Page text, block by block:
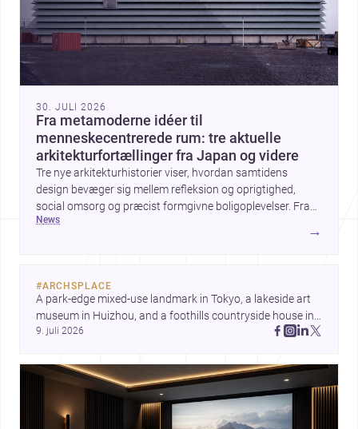
30. JULI 2026
Fra metamoderne idéer til
menneskecentrerede rum: tre aktuelle
arkitekturfortællinger fra Japan og videre
Tre nye arkitekturhistorier viser, hvordan samtidens
design bevæger sig mellem refleksion og oprigtighed,
social omsorg og præcist formgivne boligoplevelser. Fra
den teoretiske diskussion om metamodernisme til et
news
→
#ARCHSPLACE
A park-edge mixed-use landmark in Tokyo, a lakeside art
museum in Huizhou, and a foothills countryside house in
Cayambe show architecture shaping place, culture, and
9. juli 2026